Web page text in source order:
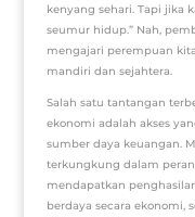
kenyang sehari. Tapi jika
seumur hidup.” Nah,
mengajari perempuan
mandiri dan sejahtera.
Salah satu tantangan
ekonomi adalah akses
sumber daya keuangan.
terkungkung dalam
mendapatkan
berdaya secara ekonomi,